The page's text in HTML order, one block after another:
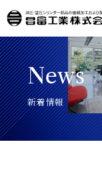
News
新着情報